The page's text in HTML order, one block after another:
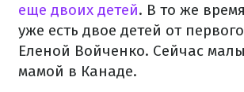
еще двоих детей. В то же
уже есть двое детей от
Еленой Войченко. Сейчас
мамой в Канаде.